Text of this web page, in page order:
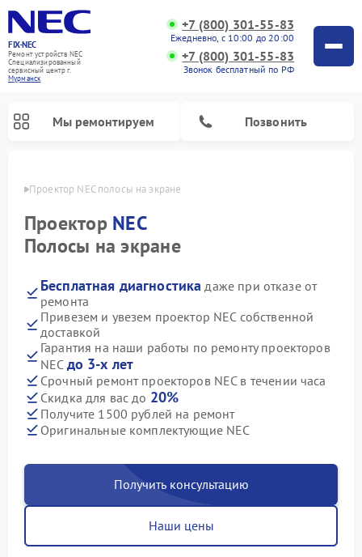
FIX-NEC
Ремонт устройств NEC
Специализированный
cервисный центр г.
Мурманск
+7 (800) 301-55-83
Ежедневно, с 10:00 до 20:00
+7 (800) 301-55-83
Звонок бесплатный по РФ
Мы ремонтируем Позвонить
Проектор NEC полосы на экране
Проектор NEC
Полосы на экране
Бесплатная диагностика даже при отказе от
ремонта
Привезем и увезем проектор NEC собственной
доставкой
Гарантия на наши работы по ремонту проекторов
NEC до 3-х лет
Срочный ремонт проекторов NEC в течении часа
Скидка для вас до 20%
Получите 1500 рублей на ремонт
Оригинальные комплектующие NEC
Получить консультацию
Наши цены